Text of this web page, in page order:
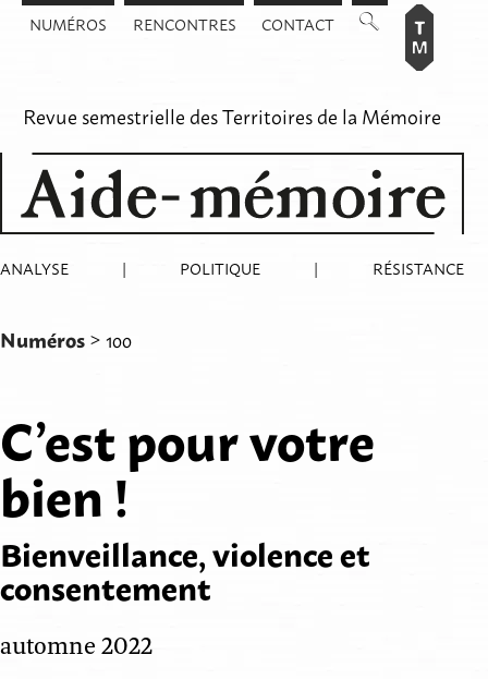
AllerNUMÉROS RENCONTRES CONTACT
Revue semestrielle desTerritoires de la Mémoire
ANALYSE | POLITIQUE | RÉSISTANCE
Numéros> 100
C’est pour votre
bien !
Bienveillance, violence et
consentement
automne 2022